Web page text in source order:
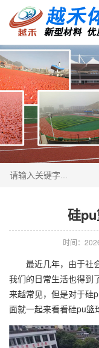
硅
时间：
最近几年，由于社会
我们的日常生活也得到
来越常见，但是对于硅
面就一起来看看硅pu篮